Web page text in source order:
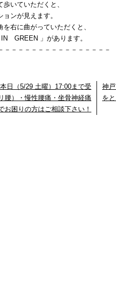
いていただくと、
ンが見えます。
右に曲がっていただくと、
GREEN 」があります。
－－－－－－－－－－－－－－－－
日（5/29 土曜）17:00まで受
腰）・慢性腰痛・坐骨神経痛
お困りの方はご相談下さい！
神
を